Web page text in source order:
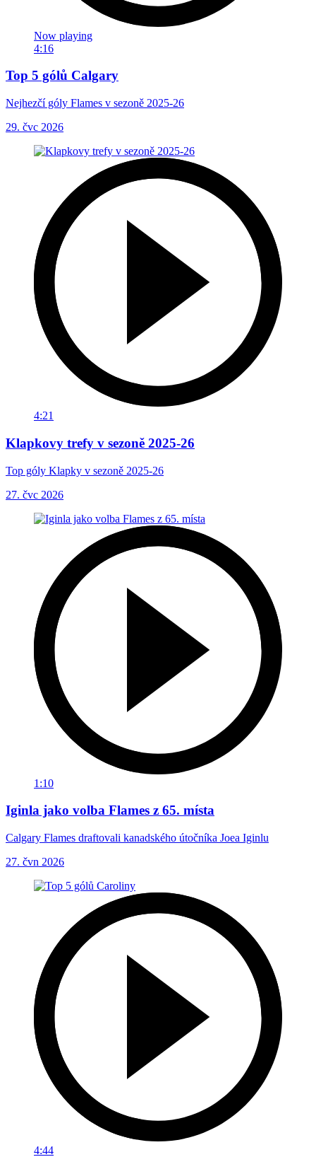
Now playing
4:16
Top 5 gólů Calgary
Nejhezčí góly Flames v sezoně 2025-26
29. čvc 2026
4:21
Klapkovy trefy v sezoně 2025-26
Top góly Klapky v sezoně 2025-26
27. čvc 2026
1:10
Iginla jako volba Flames z 65. místa
Calgary Flames draftovali kanadského útočníka Joea Iginlu
27. čvn 2026
4:44